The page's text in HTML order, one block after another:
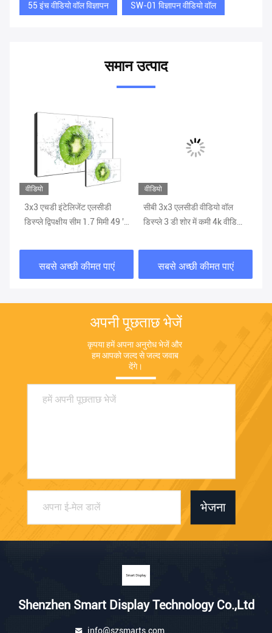
55 इंच वीडियो वॉल विज्ञापन SW-01 विज्ञापन वीडियो वॉल
समान उत्पाद
वीडियो
3x3 एचडी इंटेलिजेंट एलसीडी
डिस्प्ले द्विपक्षीय सीम 1.7 मिमी 49 ''
सबसे अच्छी कीमत पाएं
वीडियो
सीबी 3x3 एलसीडी वीडियो वॉल
डिस्प्ले 3 डी शोर में कमी 4k वीडियो
सबसे अच्छी कीमत पाएं
अपनी पूछताछ भेजें
कृपया हमें अपना अनुरोध भेजें और
हम आपको जल्द से जल्द जवाब
देंगे।
भेजना
Shenzhen Smart Display Technology Co.,Ltd
info@szsmarts.com